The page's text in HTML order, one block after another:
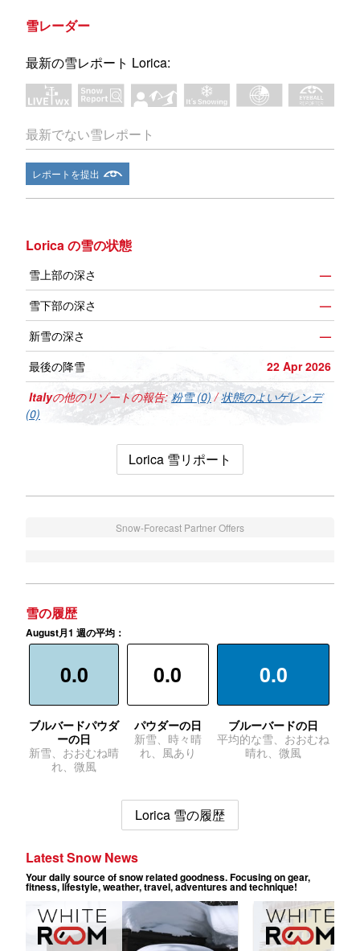
雪レーダー
最新の雪レポート Lorica:
最新でない雪レポート
レポートを提出
Lorica の雪の状態
雪上部の深さ
—
雪下部の深さ
—
新雪の深さ
—
最後の降雪
22 Apr 2026
Italyの他のリゾートの報告: 粉雪 (0) /状態のよいゲレンデ
(0)
Lorica 雪リポート
Snow-Forecast Partner Offers
雪の履歴
August月1 週の平均：
0.0
ブルバードパウダ
ーの日
新雪、おおむね晴
れ、微風
0.0
パウダーの日
新雪、時々晴
れ、風あり
0.0
ブルーバードの日
平均的な雪、おおむね
晴れ、微風
Lorica 雪の履歴